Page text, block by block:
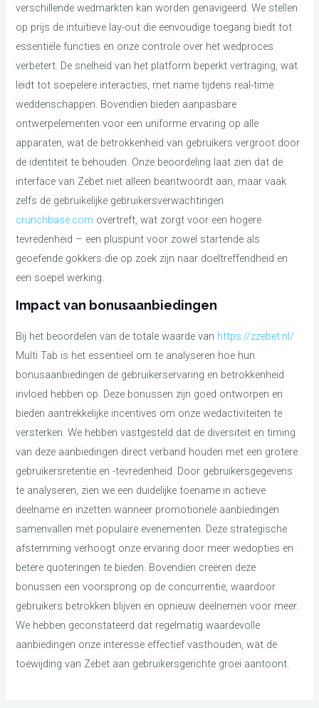
verschillende wedmarkten kan worden genavigeerd. We stellen
op prijs de intuïtieve lay-out die eenvoudige toegang biedt tot
essentiële functies en onze controle over het wedproces
verbetert. De snelheid van het platform beperkt vertraging, wat
leidt tot soepelere interacties, met name tijdens real-time
weddenschappen. Bovendien bieden aanpasbare
ontwerpelementen voor een uniforme ervaring op alle
apparaten, wat de betrokkenheid van gebruikers vergroot door
de identiteit te behouden. Onze beoordeling laat zien dat de
interface van Zebet niet alleen beantwoordt aan, maar vaak
zelfs de gebruikelijke gebruikersverwachtingen
crunchbase.com overtreft, wat zorgt voor een hogere
tevredenheid – een pluspunt voor zowel startende als
geoefende gokkers die op zoek zijn naar doeltreffendheid en
een soepel werking.
Impact van bonusaanbiedingen
Bij het beoordelen van de totale waarde van https://zzebet.nl/
Multi Tab is het essentieel om te analyseren hoe hun
bonusaanbiedingen de gebruikerservaring en betrokkenheid
invloed hebben op. Deze bonussen zijn goed ontworpen en
bieden aantrekkelijke incentives om onze wedactiviteiten te
versterken. We hebben vastgesteld dat de diversiteit en timing
van deze aanbiedingen direct verband houden met een grotere
gebruikersretentie en -tevredenheid. Door gebruikersgegevens
te analyseren, zien we een duidelijke toename in actieve
deelname en inzetten wanneer promotionele aanbiedingen
samenvallen met populaire evenementen. Deze strategische
afstemming verhoogt onze ervaring door meer wedopties en
betere quoteringen te bieden. Bovendien creëren deze
bonussen een voorsprong op de concurrentie, waardoor
gebruikers betrokken blijven en opnieuw deelnemen voor meer.
We hebben geconstateerd dat regelmatig waardevolle
aanbiedingen onze interesse effectief vasthouden, wat de
toewijding van Zebet aan gebruikersgerichte groei aantoont.